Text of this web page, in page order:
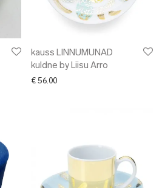
kauss LINNUMUNAD
kuldne by Liisu Arro
€ 56.00